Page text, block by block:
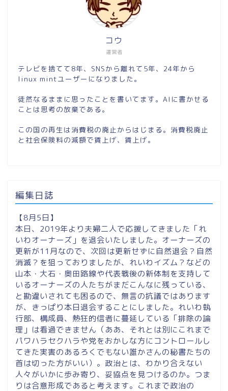
運営者
コウ
テレビを捨てて8年、SNSから離れて5年、24年から
linux mintユーザーになりました。
徒然なるままに思ったことを書いてます。AIに書かせる
ことは思考の放棄である。
この国の再生は消費税の廃止からはじまる。消費税廃止
と社会保険料の減額で賃上げ、賃上げ。
編集日誌
【8月5日】
本日、2019年より夫婦二人で応援してきました「れ
いわオーナーズ」を退会いたしました。オーナーズの
更新が11月なので、次回は更新せずに自然退会？自然
消滅？を狙っておりましたが、れいわイズム？などの
山本・大石・奥田路線や代表戦後の新体制を支持して
いるオーナーズの人たちがまだこんなに残っている、
と勘違いされても困るので、無言の抗議ではあります
が、きっぱり本日退会することにしました。れいわ執
行部、構成員、熱狂的信者に蔓延している「排除の論
理」は看過できません（ああ、それとは別にこれまで
パワハラセクハラや党をおかしな方にコントロールし
てきた実害のあるろくでもない誰かさんの秘書たちの
首は切った方がいい）。政治とは、わかり合えない
人々がいかに歩み寄り、妥協点を見つけるのか。つま
りは合意形成であると考えます。これまで政治の